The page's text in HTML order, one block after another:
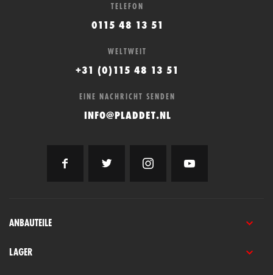
TELEFON
0115 48 13 51
WELTWEIT
+31 (0)115 48 13 51
EINE NACHRICHT SENDEN
INFO@PLADDET.NL
ANBAUTEILE
LAGER